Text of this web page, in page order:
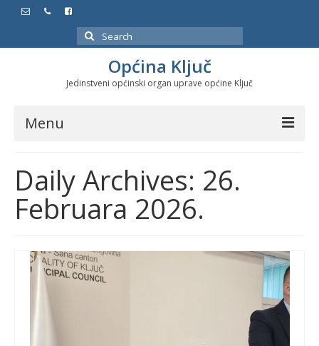
Search
for:
Općina Ključ
Jedinstveni općinski organ uprave općine Ključ
Menu
Službeni glasnici
Javne nabavke
Značajni datumi i manifestacije
Program energetske efikasnosti u stambenom
Daily Archives: 26.
Februara 2026.